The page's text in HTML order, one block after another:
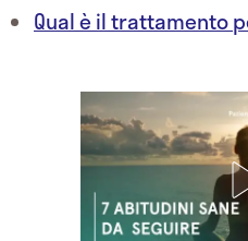
Qual è il trattamento